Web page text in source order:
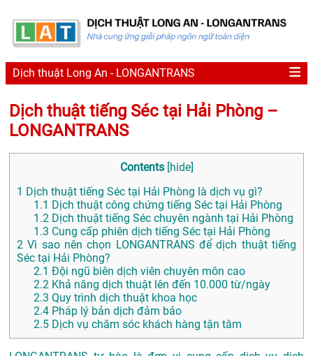
Dịch thuật Long An - LONGANTRANS
Dịch thuật tiếng Séc tại Hải Phòng –
LONGANTRANS
Contents [hide]
1 Dịch thuật tiếng Séc tại Hải Phòng là dịch vụ gì?
1.1 Dịch thuật công chứng tiếng Séc tại Hải Phòng
1.2 Dịch thuật tiếng Séc chuyên ngành tại Hải Phòng
1.3 Cung cấp phiên dịch tiếng Séc tại Hải Phòng
2 Vì sao nên chọn LONGANTRANS để dịch thuật tiếng
Séc tại Hải Phòng?
2.1 Đội ngũ biên dịch viên chuyên môn cao
2.2 Khả năng dịch thuật lên đến 10.000 từ/ngày
2.3 Quy trình dịch thuật khoa học
2.4 Pháp lý bản dịch đảm bảo
2.5 Dịch vụ chăm sóc khách hàng tận tâm